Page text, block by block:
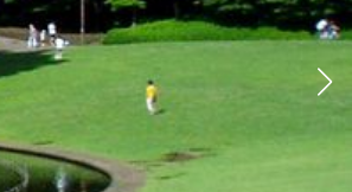
公園づくり